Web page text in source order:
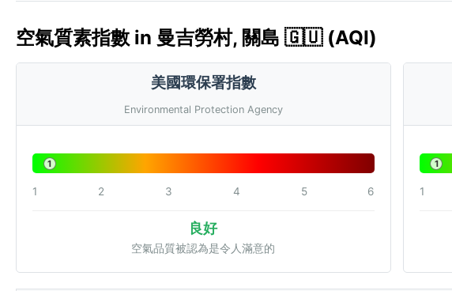
空氣質素指數 in 曼吉勞村, 關島 🇬🇺 (AQI)
美國環保署指數
Environmental Protection Agency
1
1 2 3 4 5 6
良好
空氣品質被認為是令人滿意的
1
1